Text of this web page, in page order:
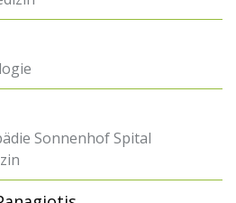
Sonnenhof Spital